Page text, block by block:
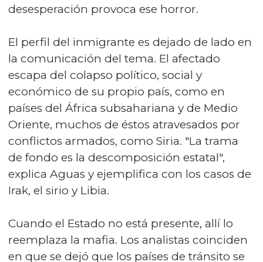
desesperación provoca ese horror.
El perfil del inmigrante es dejado de lado en
la comunicación del tema. El afectado
escapa del colapso político, social y
económico de su propio país, como en
países del África subsahariana y de Medio
Oriente, muchos de éstos atravesados por
conflictos armados, como Siria. "La trama
de fondo es la descomposición estatal",
explica Aguas y ejemplifica con los casos de
Irak, el sirio y Libia.
Cuando el Estado no está presente, allí lo
reemplaza la mafia. Los analistas coinciden
en que se dejó que los países de tránsito se